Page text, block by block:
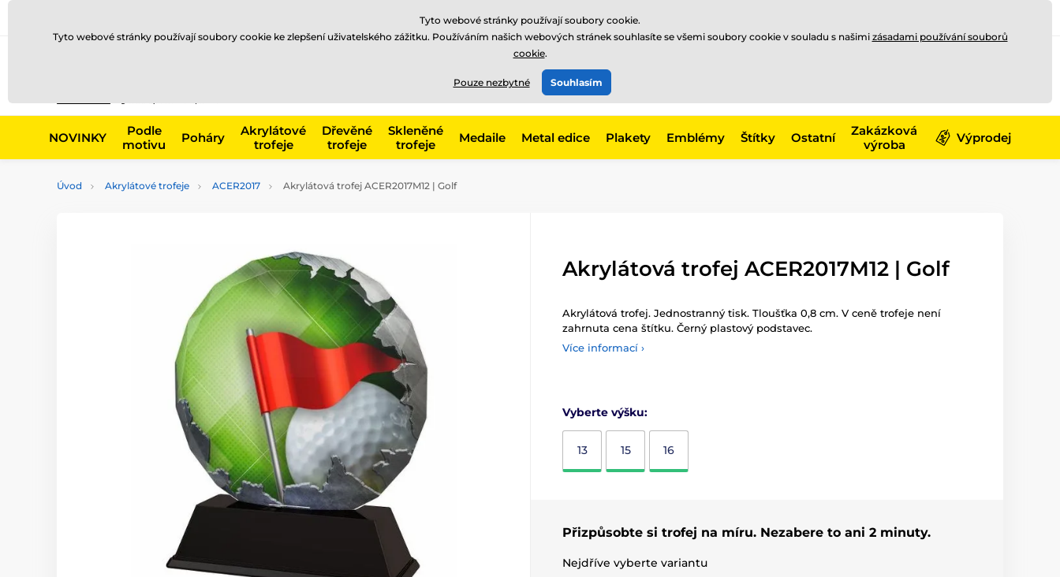
775 400 255
Zavolejte nám
NOVINKY
Podle
motivu
Poháry
Akrylátové
trofeje
Dřevěné
trofeje
Skleněné
trofeje
Medaile Metal edice Plakety Emblémy Štítky Ostatní
Zakázková
výroba
Výprodej
Úvod Akrylátové trofeje ACER2017 Akrylátová trofej ACER2017M12 | Golf
Akrylátová trofej ACER2017M12 | Golf
Akrylátová trofej. Jednostranný tisk. Tloušťka 0,8 cm. V ceně trofeje není
zahrnuta cena štítku. Černý plastový podstavec.
Více informací ›
Vyberte výšku:
13 15 16
Přizpůsobte si trofej na míru. Nezabere to ani 2 minuty.
Nejdříve vyberte variantu
Tyto webové stránky používají soubory cookie.
Tyto webové stránky používají soubory cookie ke zlepšení uživatelského zážitku. Používáním našich webových stránek souhlasíte se všemi soubory cookie v souladu s našimi zásadami používání souborů
cookie.
Pouze nezbytné Souhlasím